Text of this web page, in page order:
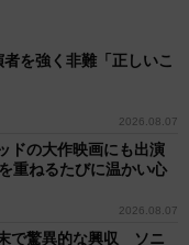
を強く非難「正しいこ
2026.08.07
ドの大作映画にも出演
重ねるたびに温かい心
2026.08.07
で驚異的な興収 ソニ